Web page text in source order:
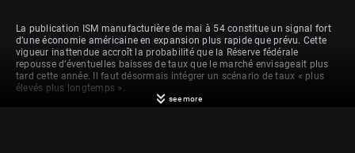
La publication ISM manufacturière de mai à 54 constitue un signal fort
d’une économie américaine en expansion plus rapide que prévu. Cette
vigueur inattendue accroît la probabilité que la Réserve fédérale
repousse d’éventuelles baisses de taux que le marché envisageait plus
tard cette année. Il faut désormais intégrer un scénario de taux « plus
élevés plus longtemps ».
see more